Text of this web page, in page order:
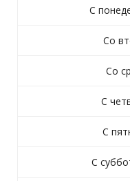
С
Со
Со
С
С
С